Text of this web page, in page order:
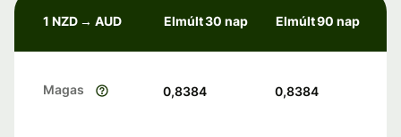
1 NZD → AUD Elmúlt 30 nap Elmúlt 90 nap
Magas 0,8384 0,8384